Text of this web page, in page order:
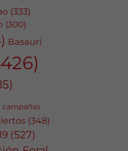
(333)
(300)
Basauri
campañas
(348)
(527)